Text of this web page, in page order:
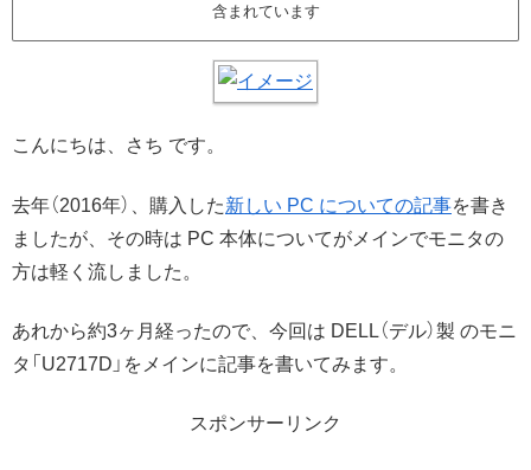
含まれています
こんにちは、さち です。
去年（2016年）、購入した新しい PC についての記事を書き
ましたが、その時は PC 本体についてがメインでモニタの
方は軽く流しました。
あれから約3ヶ月経ったので、今回は DELL（デル）製 のモニ
タ「U2717D」をメインに記事を書いてみます。
スポンサーリンク